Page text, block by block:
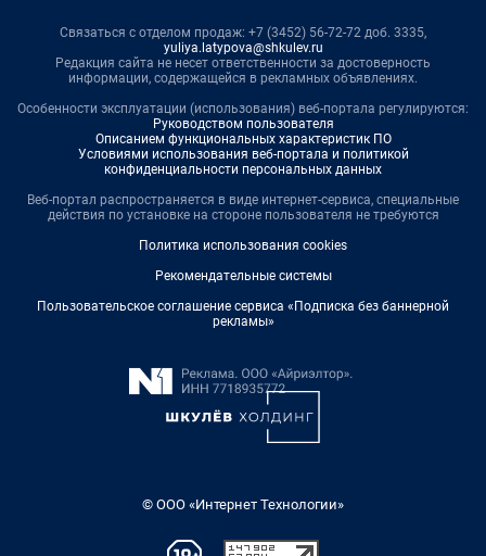
Связаться с отделом продаж: +7 (3452) 56-72-72 доб. 3335,
yuliya.latypova@shkulev.ru
Редакция сайта не несет ответственности за достоверность
информации, содержащейся в рекламных объявлениях.
Особенности эксплуатации (использования) веб-портала регулируются:
Руководством пользователя
Описанием функциональных характеристик ПО
Условиями использования веб-портала и политикой
конфиденциальности персональных данных
Веб-портал распространяется в виде интернет-сервиса, специальные
действия по установке на стороне пользователя не требуются
Политика использования cookies
Рекомендательные системы
Пользовательское соглашение сервиса «Подписка без баннерной
рекламы»
© ООО «Интернет Технологии»